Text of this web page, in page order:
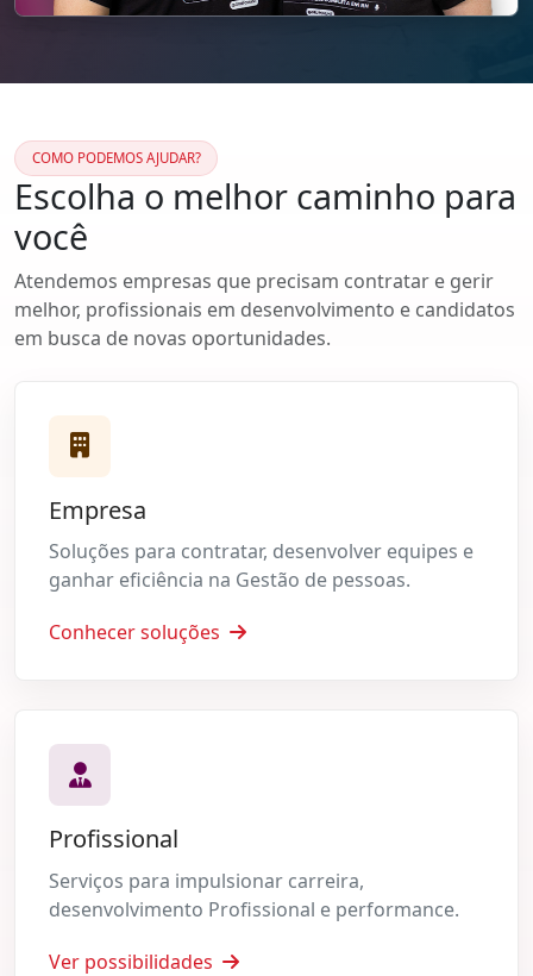
COMO PODEMOS AJUDAR?
Escolha o melhor caminho para
você
Atendemos empresas que precisam contratar e gerir
melhor, profissionais em desenvolvimento e candidatos
em busca de novas oportunidades.
Empresa
Soluções para contratar, desenvolver equipes e
ganhar eficiência na Gestão de pessoas.
Conhecer soluções
Profissional
Serviços para impulsionar carreira,
desenvolvimento Profissional e performance.
Ver possibilidades